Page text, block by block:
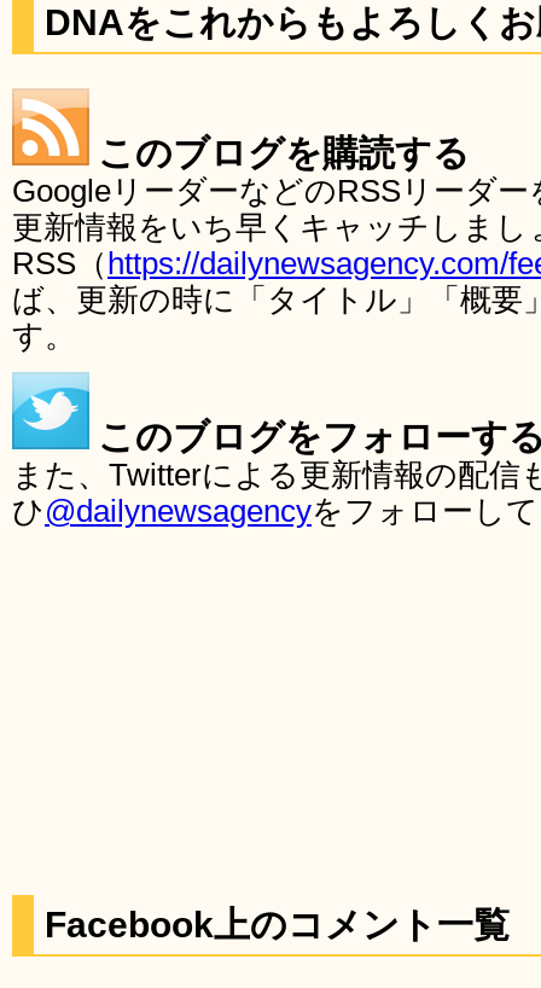
DNAをこれからもよろしく
このブログを購読する
GoogleリーダーなどのRSSリーダ
更新情報をいち早くキャッチしま
RSS（ https://dailynewsagency.com/
ば、更新の時に「タイトル」「概要
す。
このブログをフォローす
また、Twitterによる更新情報の配
ひ@dailynewsagencyをフォローし
Facebook上のコメント一覧